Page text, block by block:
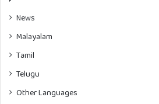
News
Malayalam
Tamil
Telugu
Other Languages